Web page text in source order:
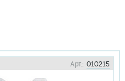
Арт.: 010215